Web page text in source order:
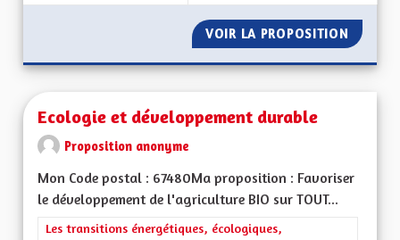
VOIR LA PROPOSITION
Ecologie et développement durable
Proposition anonyme
Mon Code postal : 67480Ma proposition : Favoriser
le développement de l'agriculture BIO sur TOUT...
Filtrer les résultats de la catégorie : Les transitions
Les transitions énergétiques, écologiques,